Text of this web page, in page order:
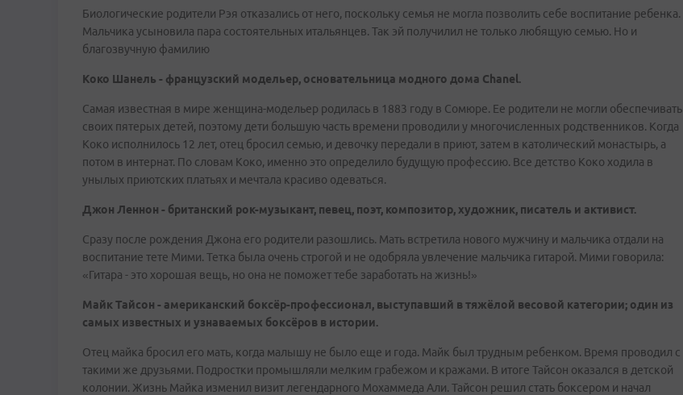
Биологические родители Рэя отказались от него, поскольку семья не могла позволить себе воспитание ребенка.
Мальчика усыновила пара состоятельных итальянцев. Так эй получилил не только любящую семью. Но и
благозвучную фамилию
Коко Шанель - французский модельер, основательница модного дома Chanel.
Самая известная в мире женщина-модельер родилась в 1883 году в Сомюре. Ее родители не могли обеспечивать
своих пятерых детей, поэтому дети большую часть времени проводили у многочисленных родственников. Когда
Коко исполнилось 12 лет, отец бросил семью, и девочку передали в приют, затем в католический монастырь, а
потом в интернат. По словам Коко, именно это определило будущую профессию. Все детство Коко ходила в
унылых приютских платьях и мечтала красиво одеваться.
Джон Леннон - британский рок-музыкант, певец, поэт, композитор, художник, писатель и активист.
Сразу после рождения Джона его родители разошлись. Мать встретила нового мужчину и мальчика отдали на
воспитание тете Мими. Тетка была очень строгой и не одобряла увлечение мальчика гитарой. Мими говорила:
«Гитара - это хорошая вещь, но она не поможет тебе заработать на жизнь!»
Майк Тайсон - американский боксёр-профессионал, выступавший в тяжёлой весовой категории; один из
самых известных и узнаваемых боксёров в истории.
Отец майка бросил его мать, когда малышу не было еще и года. Майк был трудным ребенком. Время проводил с
такими же друзьями. Подростки промышляли мелким грабежом и кражами. В итоге Тайсон оказался в детской
колонии. Жизнь Майка изменил визит легендарного Мохаммеда Али. Тайсон решил стать боксером и начал